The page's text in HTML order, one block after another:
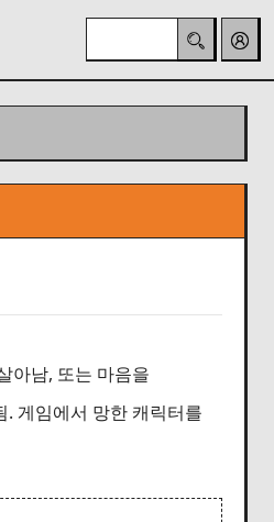
아남, 또는 마음을
. 게임에서 망한 캐릭터를